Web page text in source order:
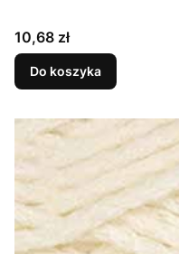
Cena
10,68 zł
Do koszyka